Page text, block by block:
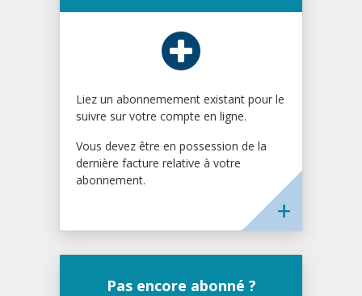
Liez un abonnemement existant pour le
suivre sur votre compte en ligne.
Vous devez être en possession de la
dernière facture relative à votre
abonnement.
Pas encore abonné ?